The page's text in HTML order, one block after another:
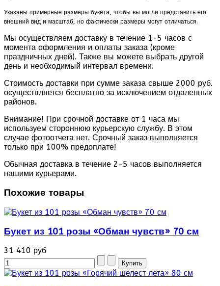
Указаны примерные размеры букета, чтобы вы могли представить его
внешний вид и масштаб, но фактически размеры могут отличаться.
Мы осуществляем доставку в течение 1-5 часов с
момента оформления и оплаты заказа (кроме
праздничных дней). Также вы можете выбрать другой
день и необходимый интервал времени.
Стоимость доставки при сумме заказа свыше 2000 руб.
осуществляется бесплатно за исключением отдаленных
районов.
Внимание! При срочной доставке от 1 часа мы
используем стороннюю курьерскую службу. В этом
случае фотоотчета нет. Срочный заказ выполняется
только при 100% предоплате!
Обычная доставка в течение 2-5 часов выполняется
нашими курьерами.
Похожие товары
Букет из 101 розы «Обман чувств» 70 см
31 410 руб